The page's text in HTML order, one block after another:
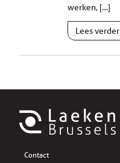
werken, […]
Lees verder
Contact